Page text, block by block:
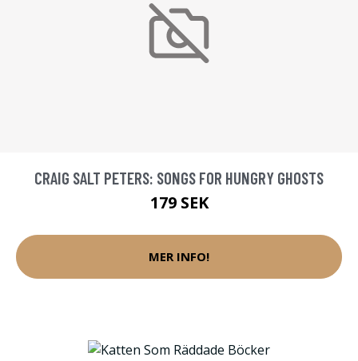
CRAIG SALT PETERS: SONGS FOR HUNGRY GHOSTS
179 SEK
MER INFO!